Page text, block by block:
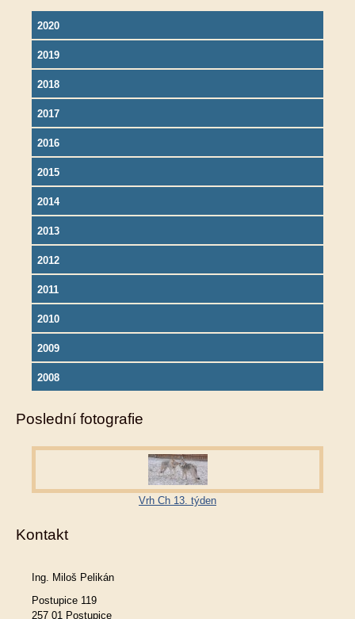
2020
2019
2018
2017
2016
2015
2014
2013
2012
2011
2010
2009
2008
Poslední fotografie
Vrh Ch 13. týden
Kontakt
Ing. Miloš Pelikán
Postupice 119
257 01 Postupice